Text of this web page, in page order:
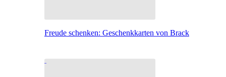
Freude schenken: Geschenkkarten von Brack